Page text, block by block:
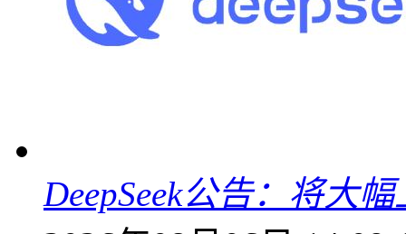
DeepSeek公告：将大